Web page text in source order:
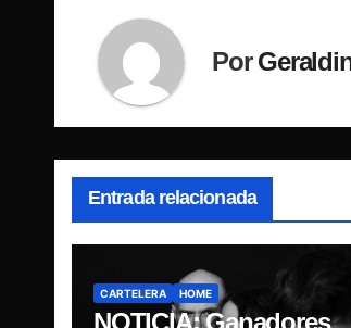
Por
Entrada relacionada
CARTELERA HOME
NOTICIA: Ganadores